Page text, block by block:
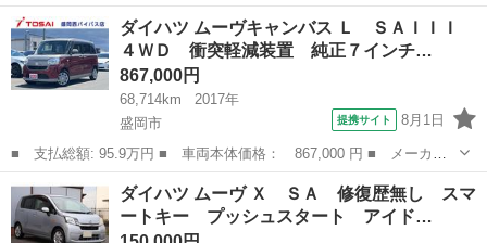
ー名： ダイハツ ■ 車種名： タフト ■ グレード名： Ｇター
ボ クロムベンチャー ４ＷＤ スカイフィールトップ 純正ＳＤナ
ビ Ｂｌｕ...
岩手 ダイハツ
ダイハツ ムーヴキャンバス Ｌ ＳＡＩＩＩ
４ＷＤ 衝突軽減装置 純正７インチ…
867,000円
68,714km
2017年
盛岡市
提携サイト 8月1日
■ 支払総額: 95.9万円 ■ 車両本体価格： 867,000 円 ■ メーカー
名： ダイハツ ■ 車種名： ムーヴキャンバス ■ グレード名：
Ｌ ＳＡＩＩＩ ４ＷＤ 衝突軽減装置 純正７インチＳＤナビ フ
ルセグ Ｂｌ...
岩手 盛岡市 ダイハツ
ダイハツ ムーヴ Ｘ ＳＡ 修復歴無し スマ
ートキー プッシュスタート アイド…